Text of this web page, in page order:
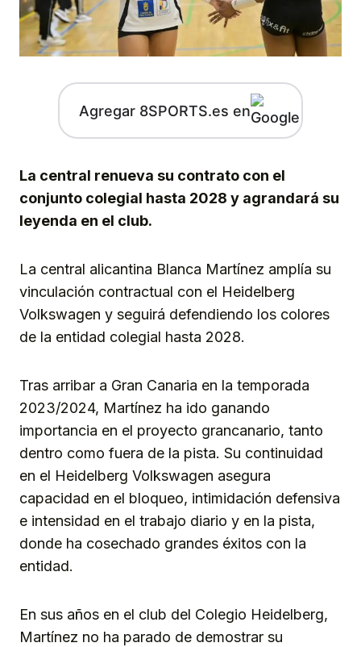
Agregar 8SPORTS.es en
La central renueva su contrato con el
conjunto colegial hasta 2028 y agrandará su
leyenda en el club.
La central alicantina Blanca Martínez amplía su
vinculación contractual con el Heidelberg
Volkswagen y seguirá defendiendo los colores
de la entidad colegial hasta 2028.
Tras arribar a Gran Canaria en la temporada
2023/2024, Martínez ha ido ganando
importancia en el proyecto grancanario, tanto
dentro como fuera de la pista. Su continuidad
en el Heidelberg Volkswagen asegura
capacidad en el bloqueo, intimidación defensiva
e intensidad en el trabajo diario y en la pista,
donde ha cosechado grandes éxitos con la
entidad.
En sus años en el club del Colegio Heidelberg,
Martínez no ha parado de demostrar su